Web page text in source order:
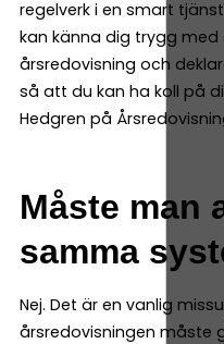
regelverk i en smart
kan känna dig trygg
årsredovisning och
så att du kan ha koll på
Hedgren på
Måste man
samma
Nej. Det är en vanlig
årsredovisningen måste